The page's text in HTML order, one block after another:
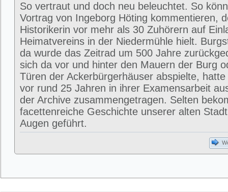
So vertraut und doch neu beleuchtet. So
Vortrag von Ingeborg Höting kommentieren,
Historikerin vor mehr als 30 Zuhörern auf
Heimatvereins in der Niedermühle hielt.
da wurde das Zeitrad um 500 Jahre
sich da vor und hinter den Mauern der Burg
Türen der Ackerbürgerhäuser abspielte,
vor rund 25 Jahren in ihrer Examensarbeit
der Archive zusammengetragen. Selten
facettenreiche Geschichte unserer alten
Augen geführt.